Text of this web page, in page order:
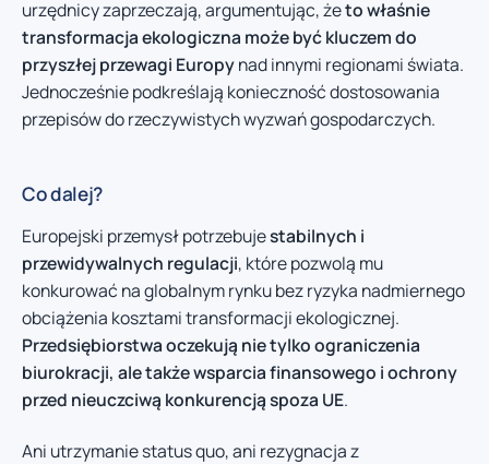
urzędnicy zaprzeczają, argumentując, żeto właśnie
transformacja ekologiczna może być kluczem do
przyszłej przewagi Europynad innymi regionami świata.
Jednocześnie podkreślają konieczność dostosowania
przepisów do rzeczywistych wyzwań gospodarczych.
Co dalej?
Europejski przemysł potrzebujestabilnych i
przewidywalnych regulacji, które pozwolą mu
konkurować na globalnym rynku bez ryzyka nadmiernego
obciążenia kosztami transformacji ekologicznej.
Przedsiębiorstwa oczekują nie tylko ograniczenia
biurokracji, ale także wsparcia finansowego i ochrony
przed nieuczciwą konkurencją spoza UE.
Ani utrzymanie status quo, ani rezygnacja z